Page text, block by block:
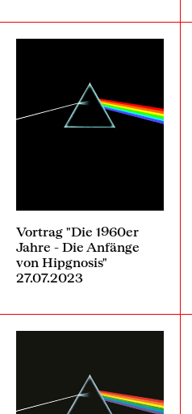
Vortrag "Die 1960er
Jahre - Die Anfänge
von Hipgnosis"
27.07.2023